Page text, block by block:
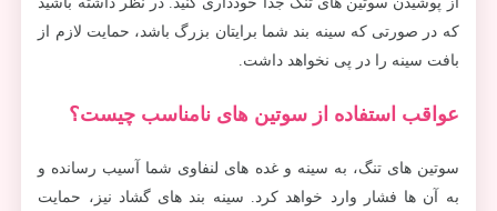
که در صورتی که سینه بند شما برایتان بزرگ باشد، حمایت لازم از
بافت سینه را در پی نخواهد داشت.
عواقب استفاده از سوتین های نامناسب چیست؟
سوتین های تنگ، به سینه و غده های لنفاوی شما آسیب رسانده و
به آن ها فشار وارد خواهد کرد. سینه بند های گشاد نیز، حمایت